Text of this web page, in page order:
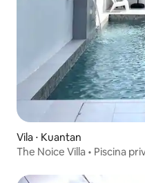
Vila ⋅ Kuantan
The Noice Villa • Piscina